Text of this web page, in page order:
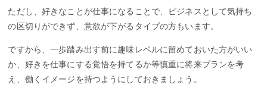
ただし、好きなことが仕事になることで、ビジネスとして気持ち
の区切りができず、意欲が下がるタイプの方もいます。
ですから、一歩踏み出す前に趣味レベルに留めておいた方がいい
か、好きを仕事にする覚悟を持てるか等慎重に将来プランを考
え、働くイメージを持つようにしておきましょう。